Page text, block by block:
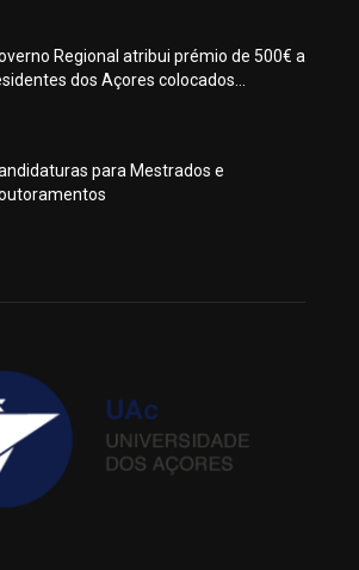
Regional atribui prémio de 500€ a
dos Açores colocados...
para Mestrados e